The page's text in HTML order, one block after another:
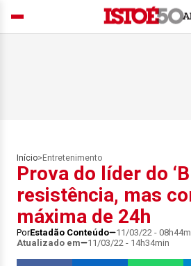
Início> Entretenimento
Prova do líder do
resistência, mas
máxima de 24h
PorEstadão Conteúdo 11/03/22 -
Atualizado em
11/03/22 - 14h34min